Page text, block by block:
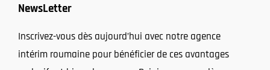
NewsLetter
Inscrivez-vous dès aujourd’hui avec notre agence
intérim roumaine pour bénéficier de ces avantages